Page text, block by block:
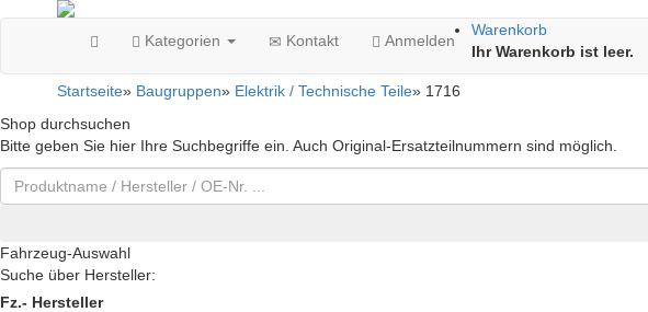
Kategorien Kontakt Anmelden
Warenkorb
Ihr Warenkorb ist leer.
Startseite» Baugruppen» Elektrik / Technische Teile» 1716
Shop durchsuchen
Bitte geben Sie hier Ihre Suchbegriffe ein. Auch Original-Ersatzteilnummern sind möglich.
Fahrzeug-Auswahl
Suche über Hersteller:
Fz.- Hersteller